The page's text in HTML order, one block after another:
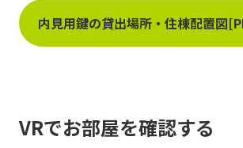
内見用鍵の貸出場所・住棟配置図
VRでお部屋を確認する